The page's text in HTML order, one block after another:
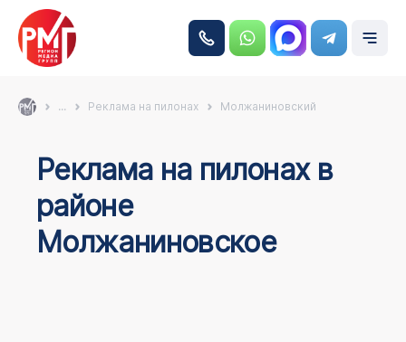
... Реклама на пилонах Молжаниновский
Реклама на пилонах в
районе
Молжаниновское